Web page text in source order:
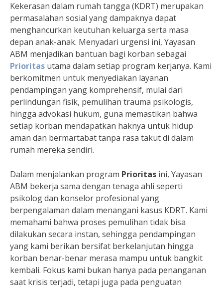
Kekerasan dalam rumah tangga (KDRT) merupakan
permasalahan sosial yang dampaknya dapat
menghancurkan keutuhan keluarga serta masa
depan anak-anak. Menyadari urgensi ini, Yayasan
ABM menjadikan bantuan bagi korban sebagai
Prioritas utama dalam setiap program kerjanya. Kami
berkomitmen untuk menyediakan layanan
pendampingan yang komprehensif, mulai dari
perlindungan fisik, pemulihan trauma psikologis,
hingga advokasi hukum, guna memastikan bahwa
setiap korban mendapatkan haknya untuk hidup
aman dan bermartabat tanpa rasa takut di dalam
rumah mereka sendiri.
Dalam menjalankan program Prioritas ini, Yayasan
ABM bekerja sama dengan tenaga ahli seperti
psikolog dan konselor profesional yang
berpengalaman dalam menangani kasus KDRT. Kami
memahami bahwa proses pemulihan tidak bisa
dilakukan secara instan, sehingga pendampingan
yang kami berikan bersifat berkelanjutan hingga
korban benar-benar merasa mampu untuk bangkit
kembali. Fokus kami bukan hanya pada penanganan
saat krisis terjadi, tetapi juga pada penguatan